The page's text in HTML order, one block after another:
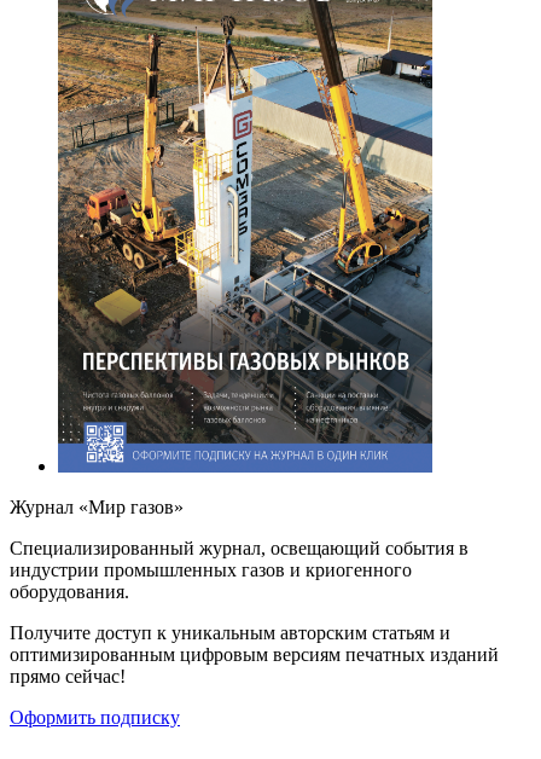
Журнал «Мир газов»
Cпециализированный журнал, освещающий события в
индустрии промышленных газов и криогенного
оборудования.
Получите доступ к уникальным авторским статьям и
оптимизированным цифровым версиям печатных изданий
прямо сейчас!
Оформить подписку